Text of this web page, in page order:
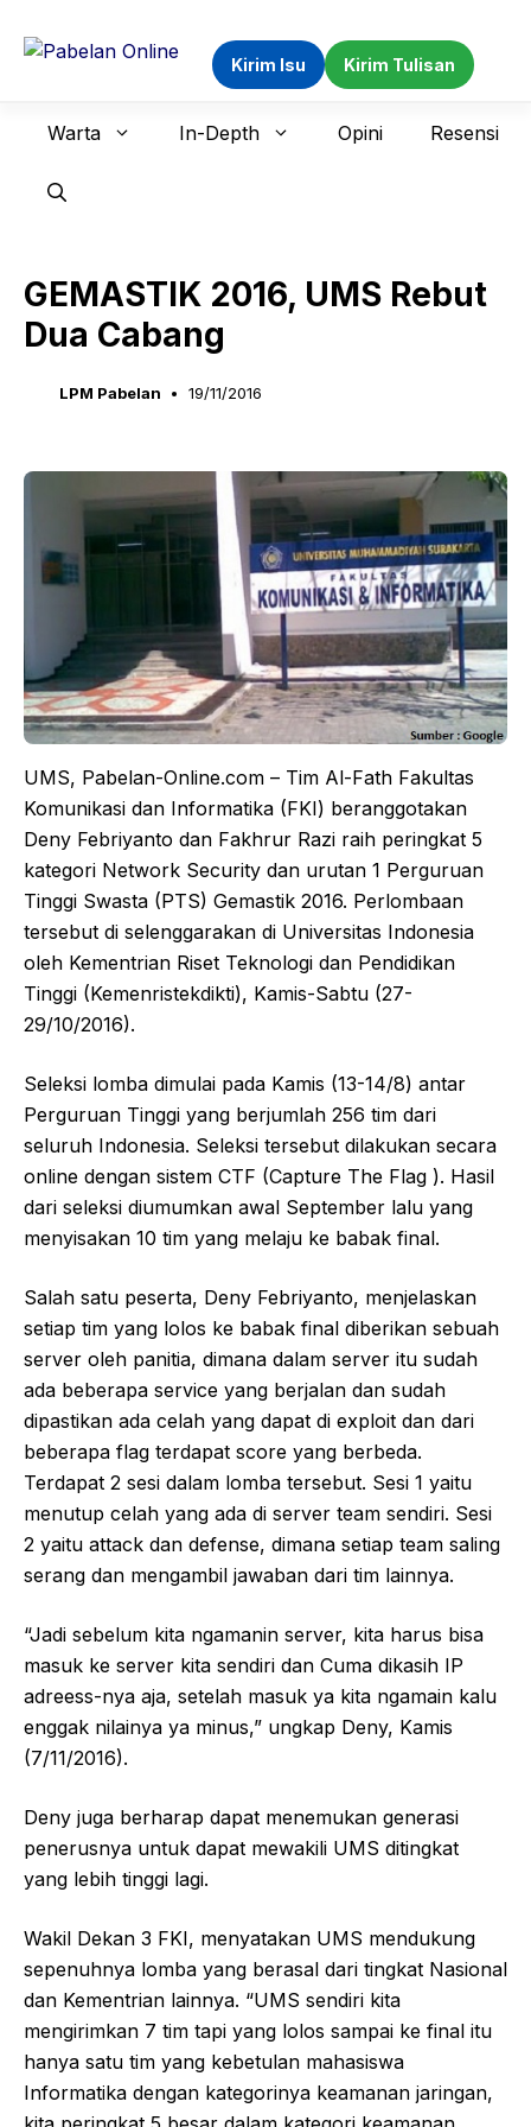
Kirim Isu Kirim Tulisan
Warta In-Depth Opini Resensi
GEMASTIK 2016, UMS Rebut
Dua Cabang
LPM Pabelan 19/11/2016
UMS, Pabelan-Online.com – Tim Al-Fath Fakultas
Komunikasi dan Informatika (FKI) beranggotakan
Deny Febriyanto dan Fakhrur Razi raih peringkat 5
kategori Network Security dan urutan 1 Perguruan
Tinggi Swasta (PTS) Gemastik 2016. Perlombaan
tersebut di selenggarakan di Universitas Indonesia
oleh Kementrian Riset Teknologi dan Pendidikan
Tinggi (Kemenristekdikti), Kamis-Sabtu (27-
29/10/2016).
Seleksi lomba dimulai pada Kamis (13-14/8) antar
Perguruan Tinggi yang berjumlah 256 tim dari
seluruh Indonesia. Seleksi tersebut dilakukan secara
online dengan sistem CTF (Capture The Flag ). Hasil
dari seleksi diumumkan awal September lalu yang
menyisakan 10 tim yang melaju ke babak final.
Salah satu peserta, Deny Febriyanto, menjelaskan
setiap tim yang lolos ke babak final diberikan sebuah
server oleh panitia, dimana dalam server itu sudah
ada beberapa service yang berjalan dan sudah
dipastikan ada celah yang dapat di exploit dan dari
beberapa flag terdapat score yang berbeda.
Terdapat 2 sesi dalam lomba tersebut. Sesi 1 yaitu
menutup celah yang ada di server team sendiri. Sesi
2 yaitu attack dan defense, dimana setiap team saling
serang dan mengambil jawaban dari tim lainnya.
“Jadi sebelum kita ngamanin server, kita harus bisa
masuk ke server kita sendiri dan Cuma dikasih IP
adreess-nya aja, setelah masuk ya kita ngamain kalu
enggak nilainya ya minus,” ungkap Deny, Kamis
(7/11/2016).
Deny juga berharap dapat menemukan generasi
penerusnya untuk dapat mewakili UMS ditingkat
yang lebih tinggi lagi.
Wakil Dekan 3 FKI, menyatakan UMS mendukung
sepenuhnya lomba yang berasal dari tingkat Nasional
dan Kementrian lainnya. “UMS sendiri kita
mengirimkan 7 tim tapi yang lolos sampai ke final itu
hanya satu tim yang kebetulan mahasiswa
Informatika dengan kategorinya keamanan jaringan,